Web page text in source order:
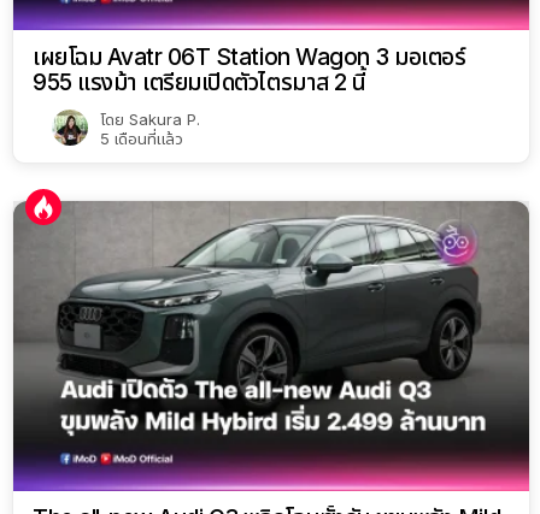
เผยโฉม Avatr 06T Station Wagon 3 มอเตอร์
955 แรงม้า เตรียมเปิดตัวไตรมาส 2 นี้
โดย Sakura P.
5 เดือนที่แล้ว